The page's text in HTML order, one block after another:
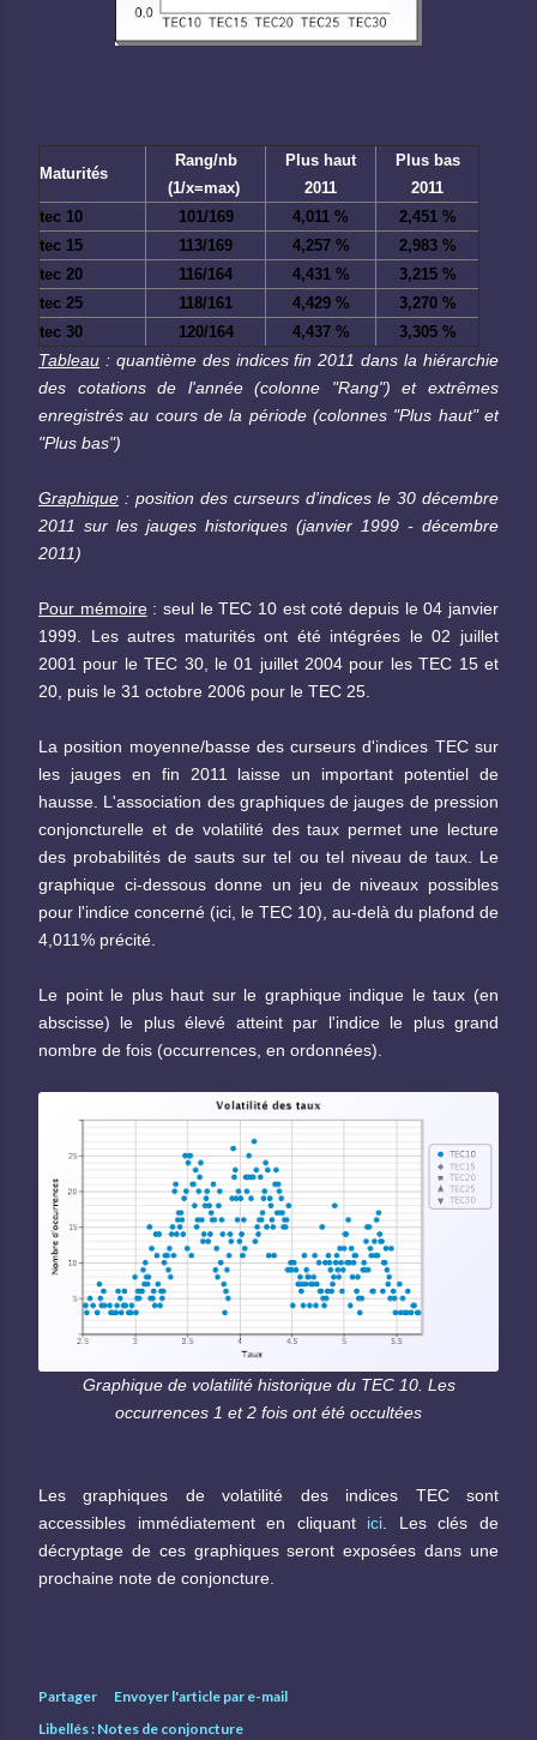
Maturités
Rang/nb
(1/x=max)
Plus haut
2011
Plus bas
2011
tec 10
101/169 4,011 %
2,451 %
tec 15
113/169 4,257 %
2,983 %
tec 20
116/164 4,431 %
3,215 %
tec 25
118/161 4,429 %
3,270 %
tec 30
120/164 4,437 % 3,305 %
Tableau : quantième des indices fin 2011 dans la hiérarchie
des cotations de l'année (colonne "Rang") et extrêmes
enregistrés au cours de la période (colonnes "Plus haut" et
"Plus bas")
Graphique : position des curseurs d'indices le 30 décembre
2011 sur les jauges historiques (janvier 1999 - décembre
2011)
Pour mémoire: seul le TEC 10 est coté depuis le 04 janvier
1999. Les autres maturités ont été intégrées le 02 juillet
2001 pour le TEC 30, le 01 juillet 2004 pour les TEC 15 et
20, puis le 31 octobre 2006 pour le TEC 25.
La position moyenne/basse des curseurs d'indices TEC sur
les jauges en fin 2011 laisse un important potentiel de
hausse. L'association des graphiques de jauges de pression
conjoncturelle et de volatilité des taux permet une lecture
des probabilités de sauts sur tel ou tel niveau de taux. Le
graphique ci-dessous donne un jeu de niveaux possibles
pour l'indice concerné (ici, le TEC 10), au-delà du plafond de
4,011% précité.
Le point le plus haut sur le graphique indique le taux (en
abscisse) le plus élevé atteint par l'indice le plus grand
nombre de fois (occurrences, en ordonnées).
Graphique de volatilité historique du TEC 10. Les
occurrences 1 et 2 fois ont été occultées
Les graphiques de volatilité des indices TEC sont
accessibles immédiatement en cliquant ici. Les clés de
décryptage de ces graphiques seront exposées dans une
prochaine note de conjoncture.
Partager
Envoyer l'article par e-mail
Libellés : Notes de conjoncture